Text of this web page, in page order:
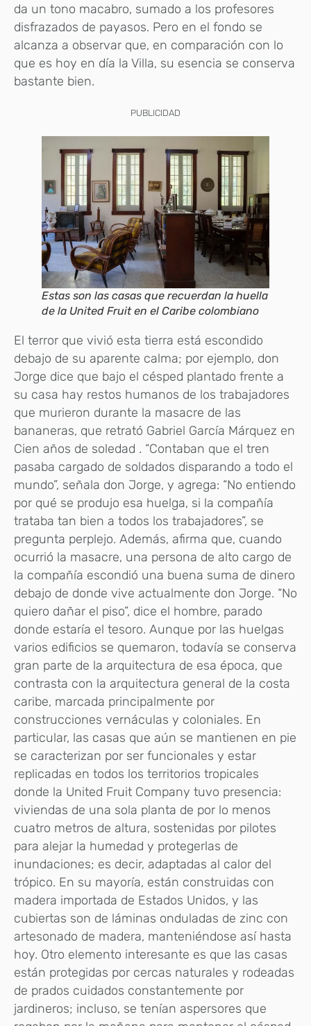
da un tono macabro, sumado a los profesores
disfrazados de payasos. Pero en el fondo se
alcanza a observar que, en comparación con lo
que es hoy en día la Villa, su esencia se conserva
bastante bien.
PUBLICIDAD
Estas son las casas que recuerdan la huella
de la United Fruit en el Caribe colombiano
El terror que vivió esta tierra está escondido
debajo de su aparente calma; por ejemplo, don
Jorge dice que bajo el césped plantado frente a
su casa hay restos humanos de los trabajadores
que murieron durante la masacre de las
bananeras, que retrató Gabriel García Márquez en
Cien años de soledad . “Contaban que el tren
pasaba cargado de soldados disparando a todo el
mundo”, señala don Jorge, y agrega: “No entiendo
por qué se produjo esa huelga, si la compañía
trataba tan bien a todos los trabajadores”, se
pregunta perplejo. Además, afirma que, cuando
ocurrió la masacre, una persona de alto cargo de
la compañía escondió una buena suma de dinero
debajo de donde vive actualmente don Jorge. “No
quiero dañar el piso”, dice el hombre, parado
donde estaría el tesoro. Aunque por las huelgas
varios edificios se quemaron, todavía se conserva
gran parte de la arquitectura de esa época, que
contrasta con la arquitectura general de la costa
caribe, marcada principalmente por
construcciones vernáculas y coloniales. En
particular, las casas que aún se mantienen en pie
se caracterizan por ser funcionales y estar
replicadas en todos los territorios tropicales
donde la United Fruit Company tuvo presencia:
viviendas de una sola planta de por lo menos
cuatro metros de altura, sostenidas por pilotes
para alejar la humedad y protegerlas de
inundaciones; es decir, adaptadas al calor del
trópico. En su mayoría, están construidas con
madera importada de Estados Unidos, y las
cubiertas son de láminas onduladas de zinc con
artesonado de madera, manteniéndose así hasta
hoy. Otro elemento interesante es que las casas
están protegidas por cercas naturales y rodeadas
de prados cuidados constantemente por
jardineros; incluso, se tenían aspersores que